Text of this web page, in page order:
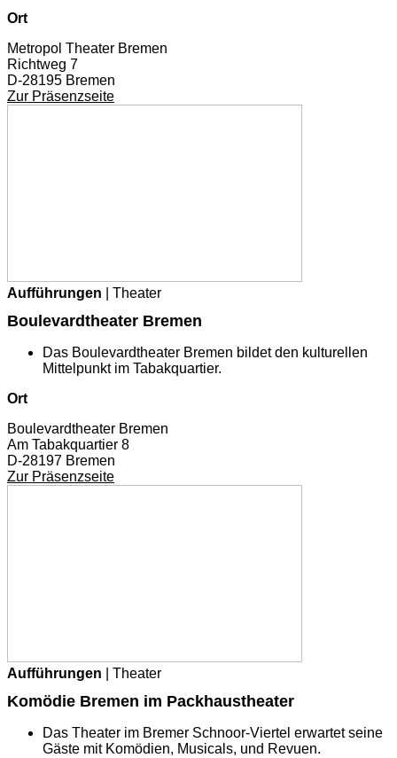
Ort
Metropol Theater Bremen
Richtweg 7
D-28195 Bremen
Zur Präsenzseite
Aufführungen | Theater
Boulevardtheater Bremen
Das Boulevardtheater Bremen bildet den kulturellen
Mittelpunkt im Tabakquartier.
Ort
Boulevardtheater Bremen
Am Tabakquartier 8
D-28197 Bremen
Zur Präsenzseite
Aufführungen | Theater
Komödie Bremen im Packhaustheater
Das Theater im Bremer Schnoor-Viertel erwartet seine
Gäste mit Komödien, Musicals, und Revuen.